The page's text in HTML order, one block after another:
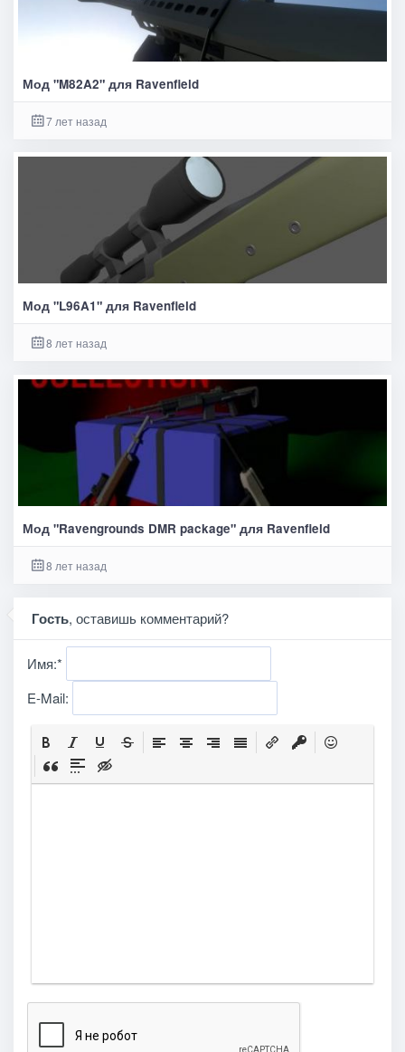
Мод "M82A2" для Ravenfield
7 лет назад
Мод "L96A1" для Ravenfield
8 лет назад
Мод "Ravengrounds DMR package" для Ravenfield
8 лет назад
Гость, оставишь комментарий?
Имя:*
E-Mail: